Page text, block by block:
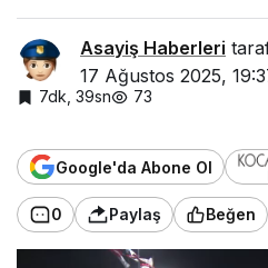
Asayiş Haberleri
17 Ağustos 2025,
7dk, 39sn 73
Google'da Abone Ol
0 Paylaş Beğen